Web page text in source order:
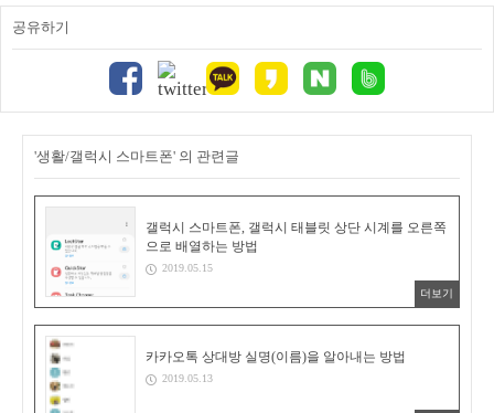
공유하기
'생활/갤럭시 스마트폰' 의 관련글
갤럭시 스마트폰, 갤럭시 태블릿 상단 시계를 오른쪽
으로 배열하는 방법
2019.05.15
더보기
카카오톡 상대방 실명(이름)을 알아내는 방법
2019.05.13